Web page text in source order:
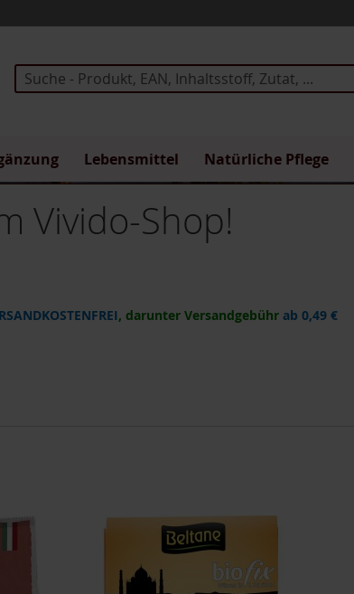
Suche
Lebensmittel Natürliche Pflege
Vivido-Shop!
, darunter Versandgebühr ab 0,49 €